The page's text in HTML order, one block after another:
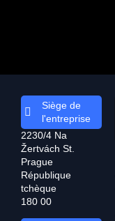
Siège de
l'entreprise
2230/4 Na
Žertvách St.
Prague
République
tchèque
180 00